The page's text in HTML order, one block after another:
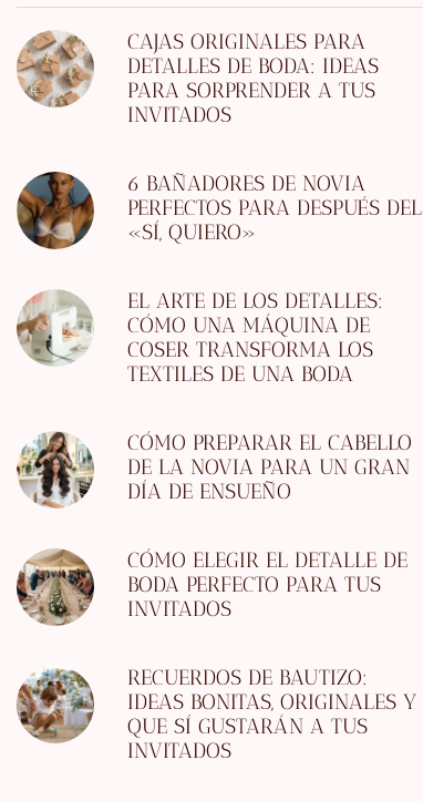
CAJAS ORIGINALES PARA
DETALLES DE BODA: IDEAS
PARA SORPRENDER A TUS
INVITADOS
6 BAÑADORES DE NOVIA
PERFECTOS PARA DESPUÉS DEL
«SÍ, QUIERO»
EL ARTE DE LOS DETALLES:
CÓMO UNA MÁQUINA DE
COSER TRANSFORMA LOS
TEXTILES DE UNA BODA
CÓMO PREPARAR EL CABELLO
DE LA NOVIA PARA UN GRAN
DÍA DE ENSUEÑO
CÓMO ELEGIR EL DETALLE DE
BODA PERFECTO PARA TUS
INVITADOS
RECUERDOS DE BAUTIZO:
IDEAS BONITAS, ORIGINALES Y
QUE SÍ GUSTARÁN A TUS
INVITADOS